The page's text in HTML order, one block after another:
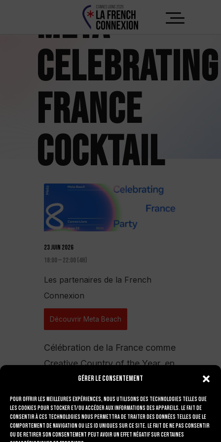
Gérer le consentement
Pour offrir les meilleures expériences, nous utilisons des technologies telles que
les cookies pour stocker et/ou accéder aux informations des appareils. Le fait de
consentir à ces technologies nous permettra de traiter des données telles que le
comportement de navigation ou les ID uniques sur ce site. Le fait de ne pas consentir
ou de retirer son consentement peut avoir un effet négatif sur certaines
META –
CELEBRATING
FRANCE
COCKTAIL
Célébration de la France comme
Creative Country of the Year, en
compagnie de nos clients et
partenaires français.
Lieu: Meta Beach, Plage
Barrière Le Majestic, Boulevard
23 juin 2026
18:00 — 22:00 (4h)
Les partenaires de la French
Connexion
Découvrir Meta Beach